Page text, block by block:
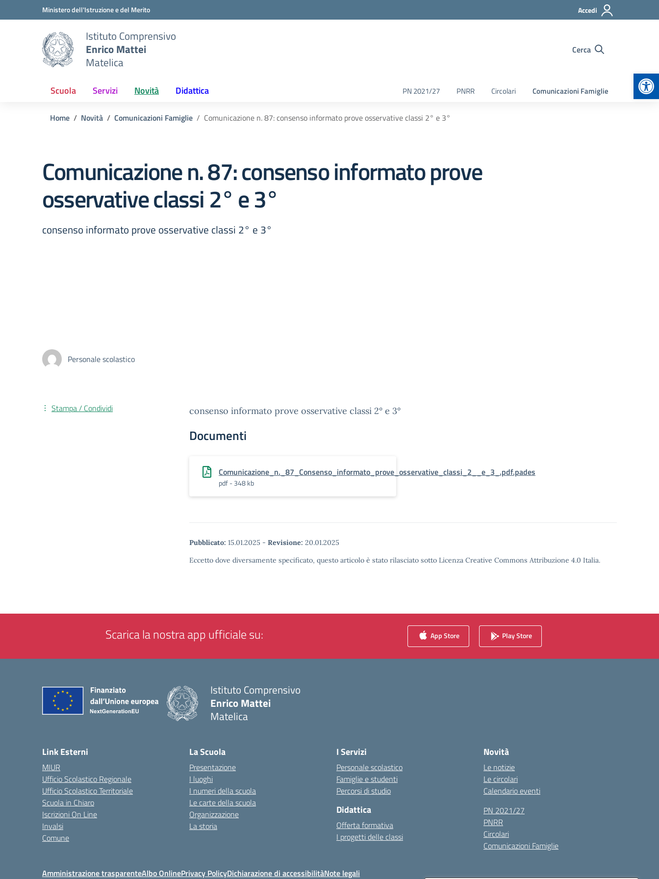
Vai ai contenuti
Vai al menu di navigazioneMinistero dell'Istruzione e del Merito Accedi
Istituto Comprensivo
Enrico Mattei
Matelica
Cerca
Scuola Servizi Novità Didattica PN 2021/27 PNRR Circolari Comunicazioni Famiglie
Home Novità Comunicazioni Famiglie Comunicazione n. 87: consenso informato prove osservative classi 2° e 3°
Comunicazione n. 87: consenso informato prove
osservative classi 2° e 3°
consenso informato prove osservative classi 2° e 3°
Personale scolastico
consenso informato prove osservative classi 2° e 3°
Documenti
Comunicazione_n._87_Consenso_informato_prove_osservative_classi_2__e_3_.pdf.pades
pdf - 348 kb
Pubblicato: 15.01.2025 - Revisione: 20.01.2025
Eccetto dove diversamente specificato, questo articolo è stato rilasciato sotto Licenza Creative Commons Attribuzione 4.0 Italia.
Stampa / Condividi
Scarica la nostra app ufficiale su: App Store Play Store
Istituto Comprensivo
Enrico Mattei
Matelica
Link Esterni
MIUR
Ufficio Scolastico Regionale
Ufficio Scolastico Territoriale
Scuola in Chiaro
Iscrizioni On Line
Invalsi
Comune
La Scuola
Presentazione
I luoghi
I numeri della scuola
Le carte della scuola
Organizzazione
La storia
I Servizi
Personale scolastico
Famiglie e studenti
Percorsi di studio
Didattica
Offerta formativa
I progetti delle classi
Novità
Le notizie
Le circolari
Calendario eventi
PN 2021/27
PNRR
Circolari
Comunicazioni Famiglie
Amministrazione trasparenteAlbo OnlinePrivacy PolicyDichiarazione di accessibilitàNote legali